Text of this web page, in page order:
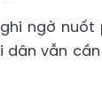
ngờ
dân vẫn